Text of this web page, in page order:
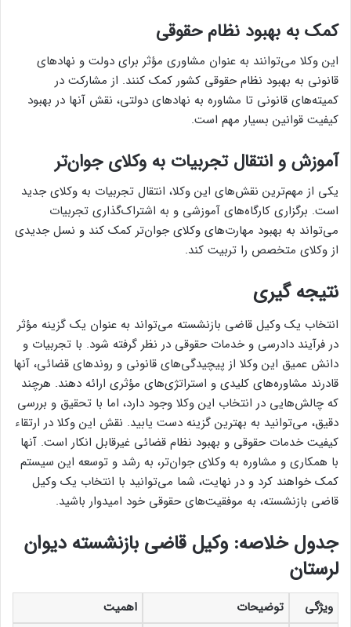
کمک به بهبود نظام حقوقی
این وکلا می‌توانند به عنوان مشاوری مؤثر برای دولت و نهادهای
قانونی به بهبود نظام حقوقی کشور کمک کنند. از مشارکت در
کمیته‌های قانونی تا مشاوره به نهادهای دولتی، نقش آنها در بهبود
کیفیت قوانین بسیار مهم است.
آموزش و انتقال تجربیات به وکلای جوان‌تر
یکی از مهم‌ترین نقش‌های این وکلا، انتقال تجربیات به وکلای جدید
است. برگزاری کارگاه‌های آموزشی و به اشتراک‌گذاری تجربیات
می‌تواند به بهبود مهارت‌های وکلای جوان‌تر کمک کند و نسل جدیدی
از وکلای متخصص را تربیت کند.
نتیجه گیری
انتخاب یک وکیل قاضی بازنشسته می‌تواند به عنوان یک گزینه مؤثر
در فرآیند دادرسی و خدمات حقوقی در نظر گرفته شود. با تجربیات و
دانش عمیق این وکلا از پیچیدگی‌های قانونی و روندهای قضائی، آنها
قادرند مشاوره‌های کلیدی و استراتژی‌های مؤثری ارائه دهند. هرچند
که چالش‌هایی در انتخاب این وکلا وجود دارد، اما با تحقیق و بررسی
دقیق، می‌توانید به بهترین گزینه دست یابید. نقش این وکلا در ارتقاء
کیفیت خدمات حقوقی و بهبود نظام قضائی غیرقابل انکار است. آنها
با همکاری و مشاوره به وکلای جوان‌تر، به رشد و توسعه این سیستم
کمک خواهند کرد و در نهایت، شما می‌توانید با انتخاب یک وکیل
قاضی بازنشسته، به موفقیت‌های حقوقی خود امیدوار باشید.
جدول خلاصه: وکیل قاضی بازنشسته دیوان
لرستان
ویژگی توضیحات اهمیت